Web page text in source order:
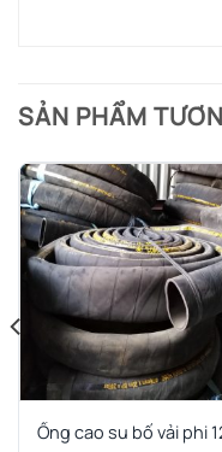
SẢN PHẨM
Ống cao su bố vải phi